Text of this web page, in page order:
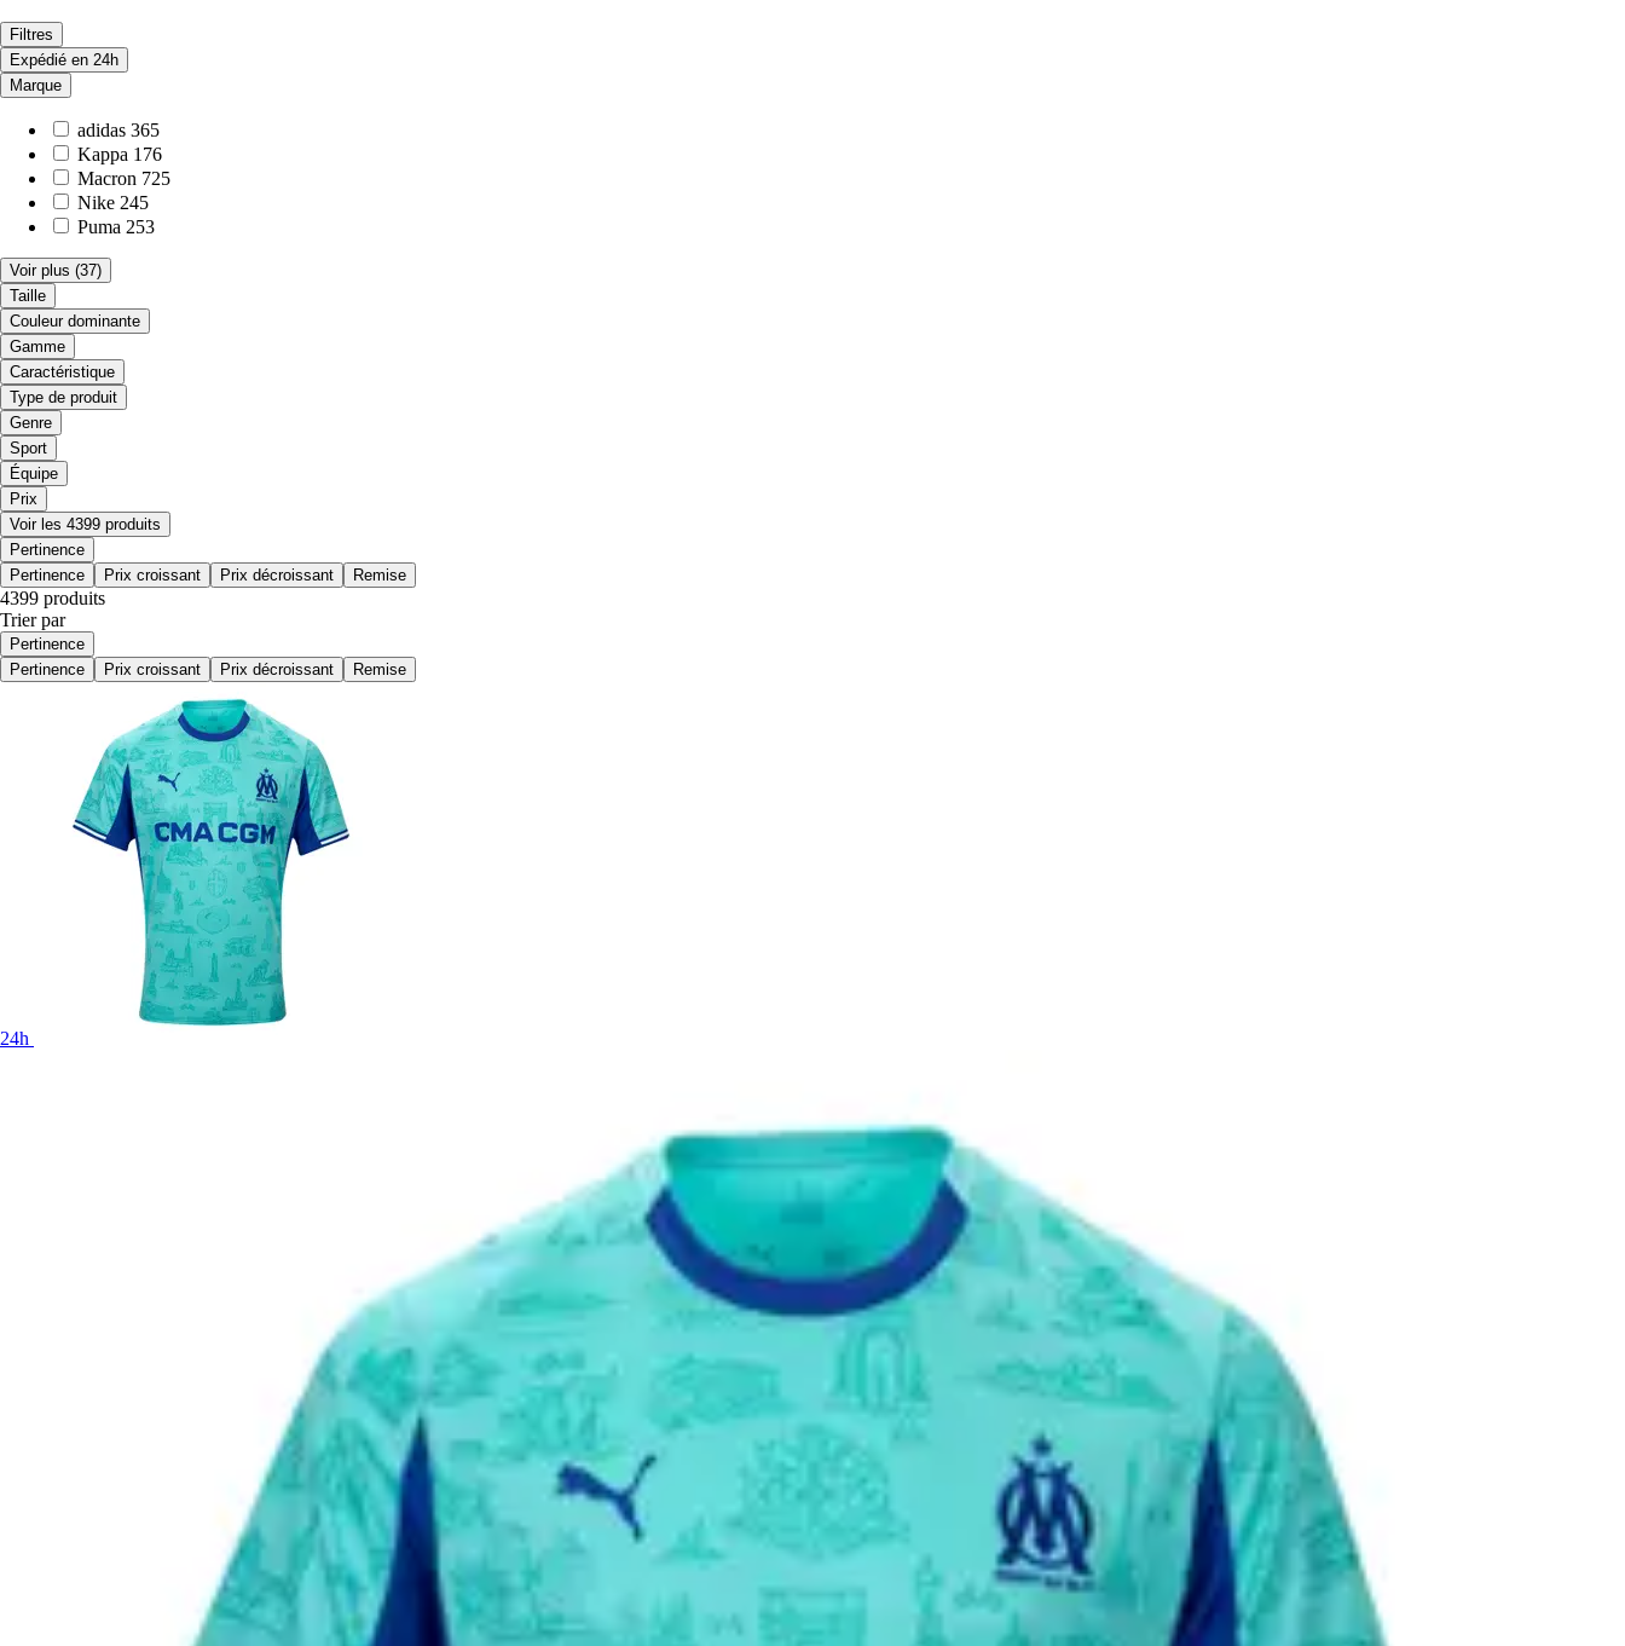
Filtres
Expédié en 24h
Marque
adidas 365
Kappa 176
Macron 725
Nike 245
Puma 253
Voir plus (37)
Taille
Couleur dominante
Gamme
Caractéristique
Type de produit
Genre
Sport
Équipe
Prix
Voir les 4399 produits
Pertinence
Pertinence
Prix croissant Prix décroissant Remise
4399 produits
Trier par
Pertinence
Pertinence
Prix croissant Prix décroissant Remise
24h